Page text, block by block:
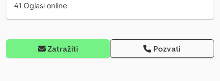
41 Oglasi online
Zatražiti Pozvati